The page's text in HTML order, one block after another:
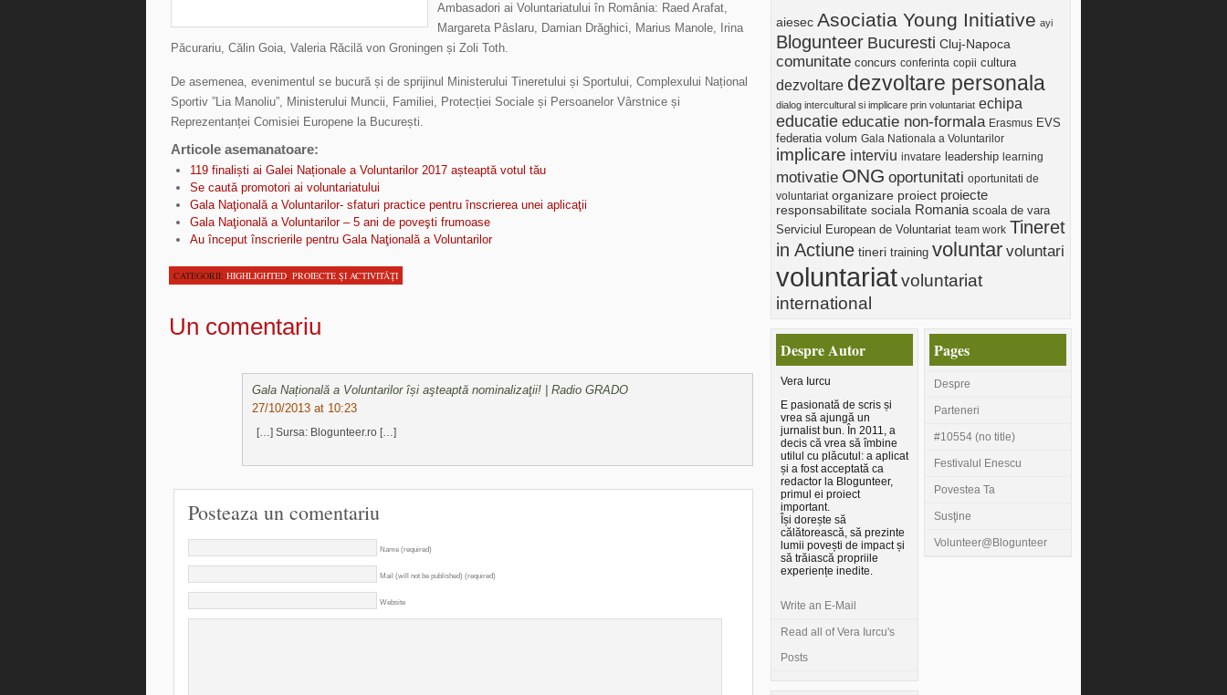
Ambasadori ai Voluntariatului în România: Raed Arafat,
Margareta Pâslaru, Damian Drăghici, Marius Manole, Irina
Păcurariu, Călin Goia, Valeria Răcilă von Groningen și Zoli Toth.
De asemenea, evenimentul se bucură și de sprijinul Ministerului Tineretului și Sportului, Complexului Național
Sportiv ”Lia Manoliu”, Ministerului Muncii, Familiei, Protecției Sociale și Persoanelor Vârstnice și
Reprezentanței Comisiei Europene la București.
Articole asemanatoare:
119 finaliști ai Galei Naționale a Voluntarilor 2017 așteaptă votul tău
Se caută promotori ai voluntariatului
Gala Naţională a Voluntarilor- sfaturi practice pentru înscrierea unei aplicaţii
Gala Naţională a Voluntarilor – 5 ani de poveşti frumoase
Au început înscrierile pentru Gala Naţională a Voluntarilor
CATEGORII: HIGHLIGHTED, PROIECTE ŞI ACTIVITĂŢI
Un comentariu
Gala Națională a Voluntarilor își aşteaptă nominalizaţii! | Radio GRADO
27/10/2013 at 10:23
[…] Sursa: Blogunteer.ro […]
Posteaza un comentariu
Name (required)
Mail (will not be published) (required)
Website
aiesec Asociatia Young Initiative ayi
Blogunteer Bucuresti Cluj-Napoca
comunitate concurs conferinta copii cultura
dezvoltare dezvoltare personala
dialog intercultural si implicare prin voluntariat echipa
educatie educatie non-formala Erasmus EVS
federatia volum Gala Nationala a Voluntarilor
implicare interviu invatare leadership learning
motivatie ONG oportunitati oportunitati de
voluntariat organizare proiect proiecte
responsabilitate sociala Romania scoala de vara
Serviciul European de Voluntariat team work Tineret
in Actiune tineri training voluntar voluntari
voluntariatvoluntariat
international
Despre Autor
Vera Iurcu
E pasionată de scris și
vrea să ajungă un
jurnalist bun. În 2011, a
decis că vrea să îmbine
utilul cu plăcutul: a aplicat
și a fost acceptată ca
redactor la Blogunteer,
primul ei proiect
important.
Își dorește să
călătorească, să prezinte
lumii povești de impact și
să trăiască propriile
experiențe inedite.
Write an E-Mail
Read all of Vera Iurcu's
Posts
Pages
Despre
Parteneri
#10554 (no title)
Festivalul Enescu
Povestea Ta
Susţine
Volunteer@Blogunteer